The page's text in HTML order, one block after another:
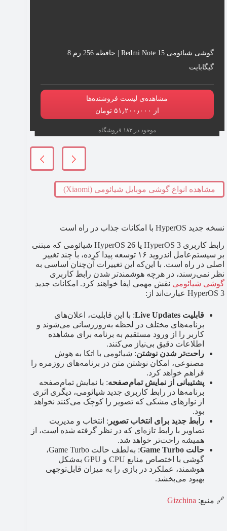
گوشی شیائومی Redmi Note 15 | حافظه 256 رم 8
گیگابایت
مشاهده‌ی لیست فروشنده‌ها
از ۵۱٫۲۰۰٫۰۰۰ تومان
موجود در ۱۸۳ فروشگاه
مشاهده انواع گوشی موبایل شیائومی (Xiaomi)
نسخه جدید HyperOS با امکانات جذاب در راه است
رابط کاربری HyperOS 3 یا HyperOS 26 شیائومی که مبتنی
بر سیستم‌عامل اندروید ۱۶ توسعه پیدا کرده، با چند تغییر
اصلی در راه است. با این‌که این تغییرات آن‌چنان اساسی به
نظر نمی‌رسند، در هرچه هوشمندتر شدن رابط کاربری
گوشی شیائومی نقش مهمی ایفا خواهند کرد. امکانات جدید
HyperOS 3 عبارت‌اند از:
قابلیت Live Updates
: با این قابلیت، اعلان‌های
برنامه‌های مختلف در لحظه به‌روزرسانی می‌شوند و
کاربر را از ورود مستقیم به برنامه برای مشاهده
اطلاعات دقیق بی‌نیاز می‌کنند.
راحت‌تر شدن نوشتن: شیائومی با اتکا به هوش
مصنوعی، امکان نوشتن متن در برنامه‌های روزمره را
فراهم خواهد کرد.
پشتیبانی از نمایش تمام‌صفحه: با نمایش تمام‌صفحه
برنامه‌ها در رابط کاربری جدید شیائومی، دیگری اثری
از نوارهای مشکی که تصویر را کوچک‌ می‌کنند نخواهد
بود.
رابط جدید برای انتخاب تصویر : انتخاب و مدیریت
تصاویر با رابط تازه‌ای که در نظر گرفته شده است، از
همیشه راحت‌تر خواهد شد.
حالت Game Turbo
: به‌لطف حالت Game Turbo،
گوشی با اختصاص منابع CPU و GPU به‌شکل
هوشمند، عملکرد در بازی را به میزان قابل‌توجهی
بهبود می‌بخشد.
🔗 منبع: Gizchina